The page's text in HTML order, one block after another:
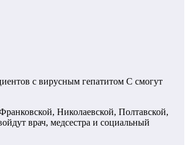
с вирусным гепатитом С смогут
Николаевской, Полтавской,
врач, медсестра и социальный